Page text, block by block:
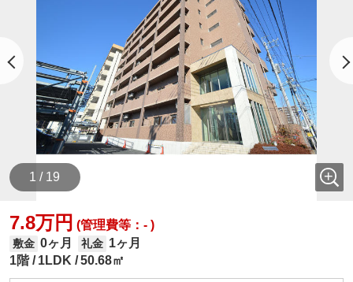
1 / 19
7.8万円 (管理費等：- )
敷金 0ヶ月 礼金 1ヶ月
1階
1LDK 50.68㎡